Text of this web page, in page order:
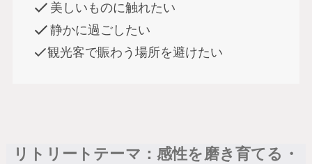
美しいものに触れたい
静かに過ごしたい
観光客で賑わう場所を避けたい
リトリートテーマ：感性を磨き育てる・